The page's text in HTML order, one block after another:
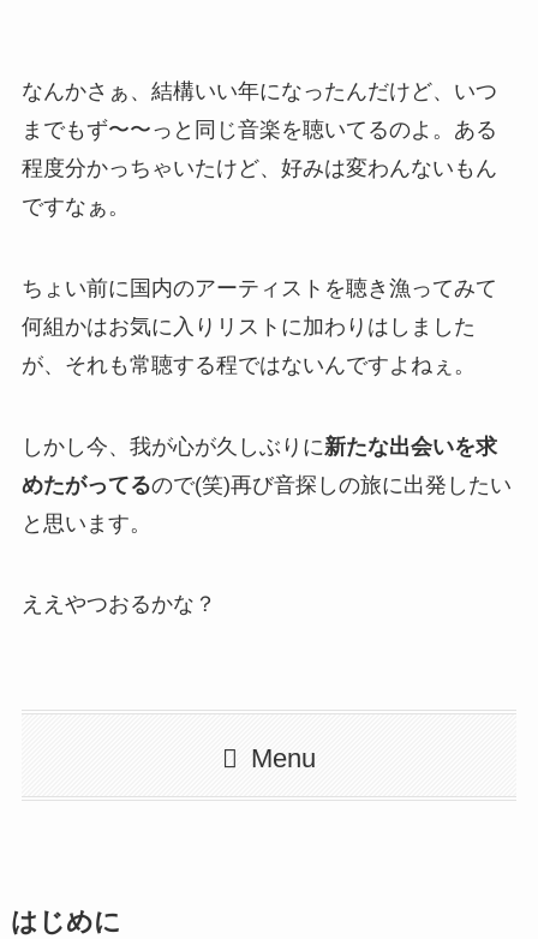
なんかさぁ、結構いい年になったんだけど、いつ
までもず〜〜っと同じ音楽を聴いてるのよ。ある
程度分かっちゃいたけど、好みは変わんないもん
ですなぁ。
ちょい前に国内のアーティストを聴き漁ってみて
何組かはお気に入りリストに加わりはしました
が、それも常聴する程ではないんですよねぇ。
しかし今、我が心が久しぶりに新たな出会いを求
めたがってるので(笑)再び音探しの旅に出発したい
と思います。
ええやつおるかな？
Menu
はじめに